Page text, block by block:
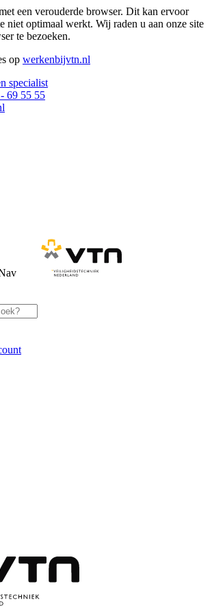
een verouderde browser. Dit kan ervoor
niet optimaal werkt. Wij raden u aan onze site
te bezoeken.
op werkenbijvtn.nl
specialist
69 55 55